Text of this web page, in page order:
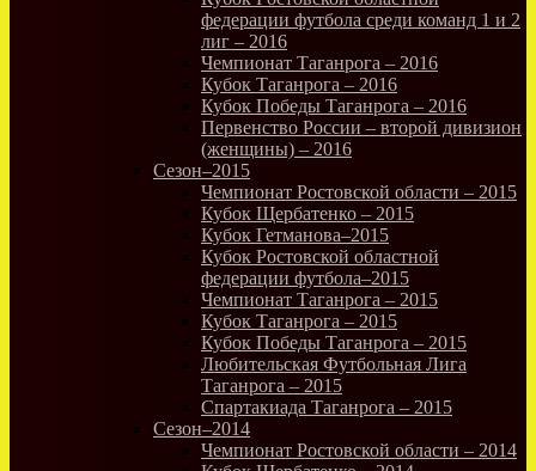
федерации футбола среди команд 1 и 2
лиг – 2016
Чемпионат Таганрога – 2016
Кубок Таганрога – 2016
Кубок Победы Таганрога – 2016
Первенство России – второй дивизион
(женщины) – 2016
Сезон–2015
Чемпионат Ростовской области – 2015
Кубок Щербатенко – 2015
Кубок Гетманова–2015
Кубок Ростовской областной
федерации футбола–2015
Чемпионат Таганрога – 2015
Кубок Таганрога – 2015
Кубок Победы Таганрога – 2015
Любительская Футбольная Лига
Таганрога – 2015
Спартакиада Таганрога – 2015
Сезон–2014
Чемпионат Ростовской области – 2014